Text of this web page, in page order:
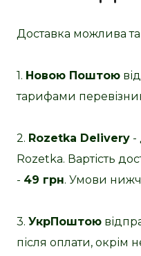
Доставка можлива
1. Новою Поштою
тарифами
2. Rozetka Delivery -
Rozetka. Вартість
- 49 грн. Умови
3. УкрПоштою
після оплати, окрім